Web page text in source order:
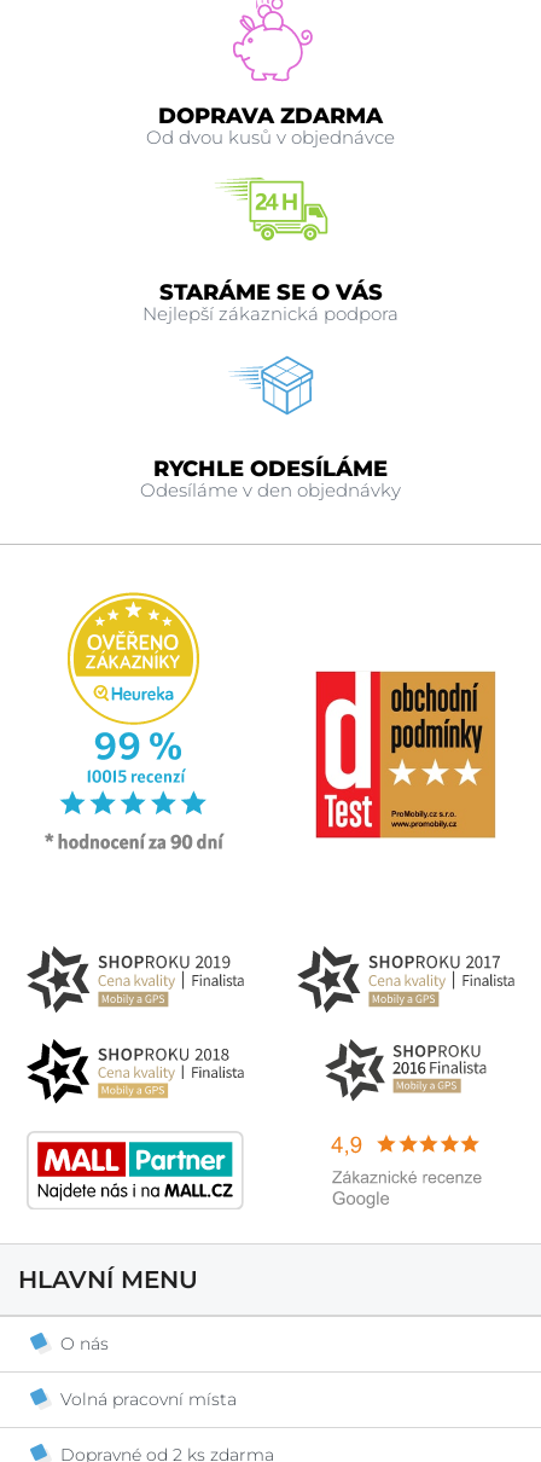
DOPRAVA ZDARMA
Od dvou kusů v objednávce
STARÁME SE O VÁS
Nejlepší zákaznická podpora
RYCHLE ODESÍLÁME
Odesíláme v den objednávky
HLAVNÍ MENU
O nás
Volná pracovní místa
Dopravné od 2 ks zdarma